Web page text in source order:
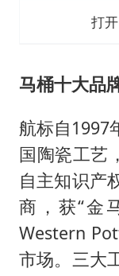
打
马桶十大品
航标自1997
国陶瓷工艺
自主知识产
商，获“金
Western
市场。三大